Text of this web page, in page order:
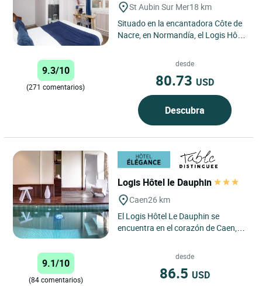
St Aubin Sur Mer18 km
Situado en la encantadora Côte de
Nacre, en Normandía, el Logis Hôtel
Mer goza de una...
9.3/10
(271 comentarios)
desde
80.73 USD
Descubra
Logis Hôtel le Dauphin
Caen26 km
El Logis Hôtel Le Dauphin se
encuentra en el corazón de Caen,
castillo de Guillermo...
9.1/10
(84 comentarios)
desde
86.5 USD